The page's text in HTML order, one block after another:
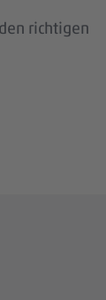
richtigen